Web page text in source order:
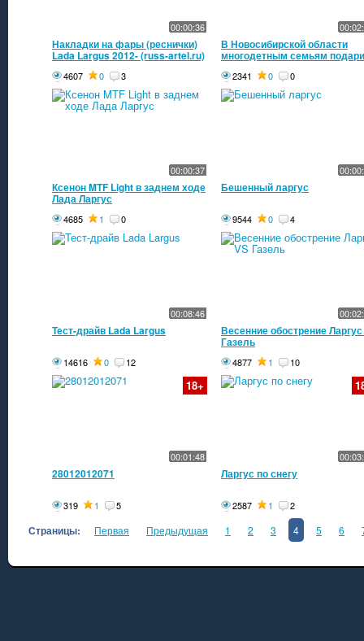
00:00:36
Накладки на фары (реснички)
Lada Largus 2012- (russ-artel.ru)
4607 0 3
В Новосибирской области
многодетным семьям
2341 0 0
00:00:37
Ксенон MTF Light в заднем ходе
Лада Ларгус
4685 1 0
Бешенный ларгус
9544 0 4
00:08:46
Тест-драйв Lada Largus
14616 0 12
Весенние обострение
Газель
4877 1 10
18+
00:01:48
28012012071
319 1 5
Ларгус по снегу
2587 1 2
Страницы: Первая Предыдущая 1 2 3 4 5 6